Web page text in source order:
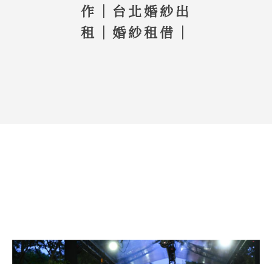
作｜台北婚紗出
租｜婚紗租借｜